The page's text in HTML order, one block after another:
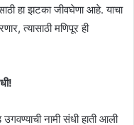
हा झटका जीवघेणा आहे. याचा
त्यासाठी मणिपूर ही
नामी संधी हाती आली